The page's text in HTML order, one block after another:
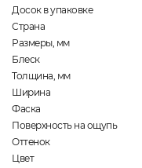
Досок в упаковке
Страна
Размеры, мм
Блеск
Толщина, мм
Ширина
Фаска
Поверхность на ощупь
Оттенок
Цвет